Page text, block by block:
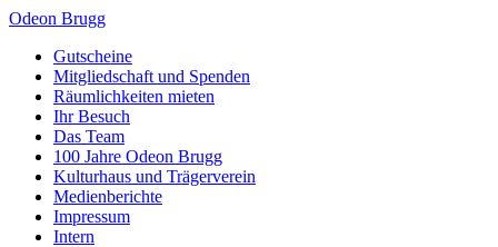
Odeon Brugg
Gutscheine
Mitgliedschaft und Spenden
Räumlichkeiten mieten
Ihr Besuch
Das Team
100 Jahre Odeon Brugg
Kulturhaus und Trägerverein
Medienberichte
Impressum
Intern